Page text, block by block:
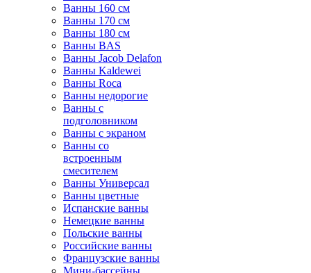
Ванны 160 см
Ванны 170 см
Ванны 180 см
Ванны BAS
Ванны Jacob Delafon
Ванны Kaldewei
Ванны Roca
Ванны недорогие
Ванны с
подголовником
Ванны с экраном
Ванны со
встроенным
смесителем
Ванны Универсал
Ванны цветные
Испанские ванны
Немецкие ванны
Польские ванны
Российские ванны
Французские ванны
Мини-бассейны